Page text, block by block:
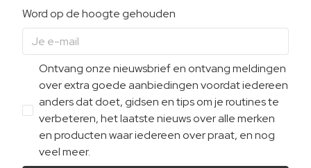
Word op de hoogte gehouden
Ontvang onze nieuwsbrief en ontvang meldingen
over extra goede aanbiedingen voordat iedereen
anders dat doet, gidsen en tips om je routines te
verbeteren, het laatste nieuws over alle merken
en producten waar iedereen over praat, en nog
veel meer.